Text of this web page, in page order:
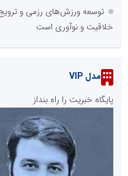
توسعه ورزش‌های رزمی و
خلاقیت و نوآوری است
مدل VIP
پایگاه خبریت را راه بنداز